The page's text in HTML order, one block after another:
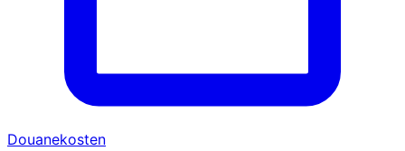
Douanekosten